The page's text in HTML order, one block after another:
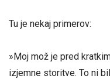
Tu je nekaj primerov:
»Moj mož je pred
izjemne storitve. To ni